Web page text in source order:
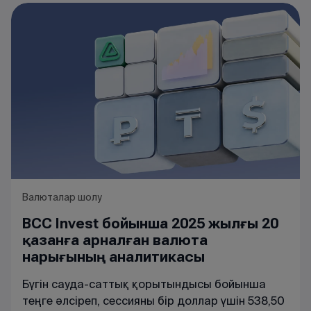
Валюталар шолу
BCC Invest бойынша 2025 жылғы 20
қазанға арналған валюта
нарығының аналитикасы
Бүгін сауда-саттық қорытындысы бойынша
теңге әлсіреп, сессияны бір доллар үшін 538,50